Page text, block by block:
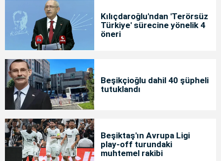
Kılıçdaroğlu'ndan 'Terörsüz
Türkiye' sürecine yönelik 4
öneri
Beşikçioğlu dahil 40 şüpheli
tutuklandı
Beşiktaş'ın Avrupa Ligi
play-off turundaki
muhtemel rakibi